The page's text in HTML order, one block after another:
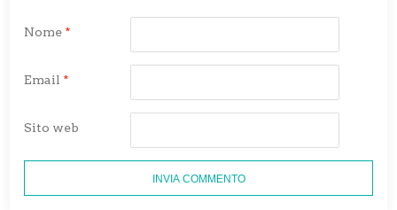
Nome *
Email *
Sito web